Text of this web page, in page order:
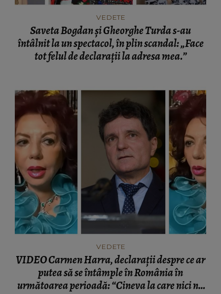
VEDETE
Saveta Bogdan și Gheorghe Turda s-au
întâlnit la un spectacol, în plin scandal: „Face
tot felul de declarații la adresa mea.”
VEDETE
VIDEO Carmen Harra, declarații despre ce ar
putea să se întâmple în România în
următoarea perioadă: “Cineva la care nici nu